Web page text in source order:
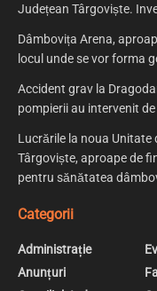
Județean Târgoviște.
Dâmbovița Arena,
locul unde se vor forma
Accident grav la
pompierii au intervenit
Lucrările la noua Unitate
Târgoviște, aproape de
pentru sănătatea
Categorii
Administrație
Anunțuri